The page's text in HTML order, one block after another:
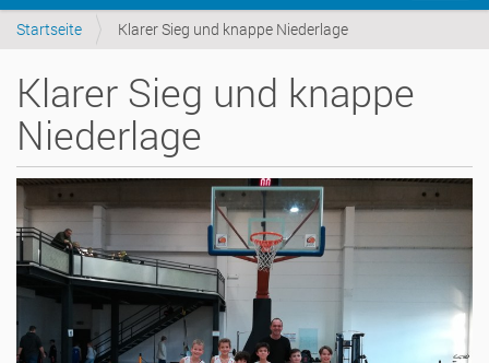
k
Startseite Klarer Sieg und knappe Niederlage
Klarer Sieg und knappe
Niederlage